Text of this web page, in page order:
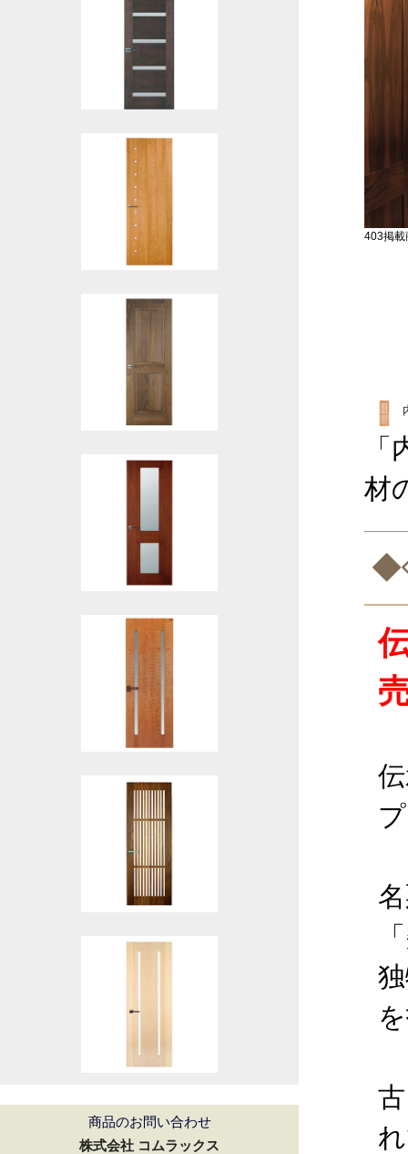
商品のお問い合わせ
株式会社 コムラックス
403掲載
材